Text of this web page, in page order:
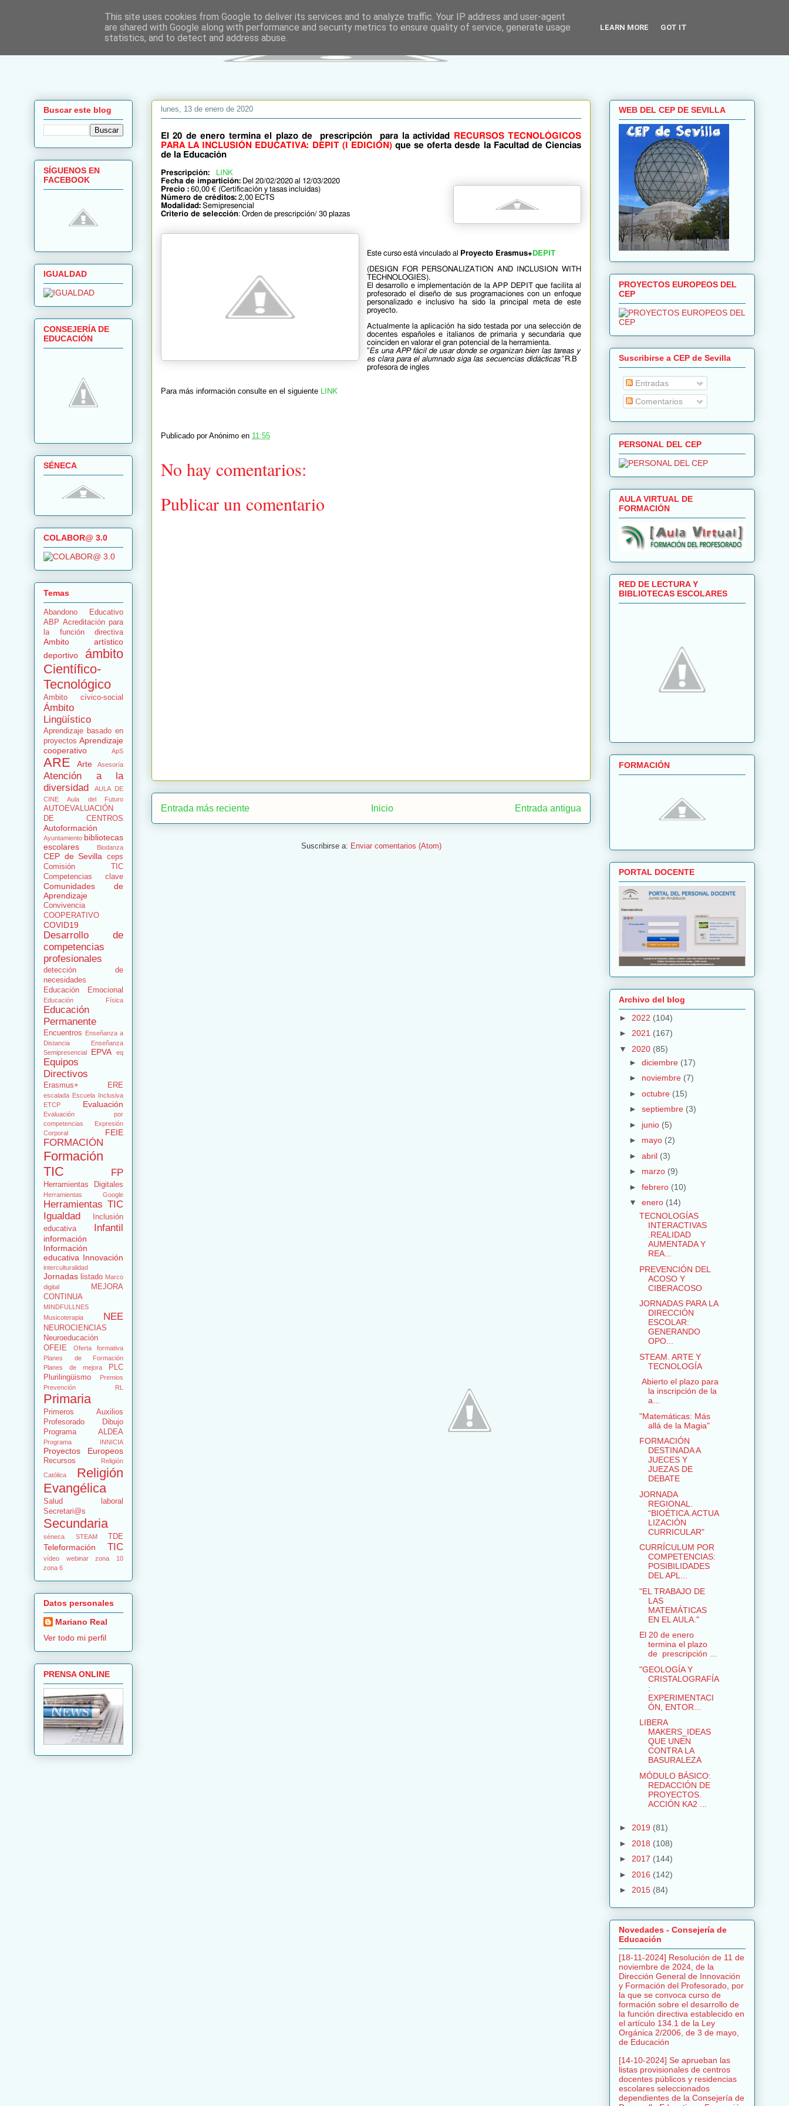
lunes, 13 de enero de 2020
El 20 de enero termina el plazo de prescripción para la actividad
RECURSOS TECNOLÓGICOS
PARA LA INCLUSIÓN EDUCATIVA: DEPIT (I EDICIÓN) que se oferta desde la Facultad de Ciencias
de la Educación
Prescripción:
LINK
Fecha de impartición: Del 20/02/2020 al 12/03/2020
Precio : 60,00 € (Certificación y tasas incluidas)
Número de créditos: 2,00 ECTS
Modalidad: Semipresencial
Criterio de selección: Orden de prescripción/ 30 plazas
Este curso está vinculado al Proyecto Erasmus+ DEPIT
(DESIGN FOR PERSONALIZATION AND INCLUSION WITH
TECHNOLOGIES).
El desarrollo e implementación de la APP DEPIT que facilita al
profesorado el diseño de sus programaciones con un enfoque
personalizado e inclusivo ha sido la principal meta de este
proyecto.
Actualmente la aplicación ha sido testada por una selección de
docentes españoles e italianos de primaria y secundaria que
coinciden en valorar el gran potencial de la herramienta.
“Es una APP fácil de usar donde se organizan bien las tareas y
es clara para el alumnado siga las secuencias didácticas”R.B
profesora de ingles
Para más información consulte en el siguiente LINK
Publicado porAnónimo en 11:55
No hay comentarios:
Publicar un comentario
Entrada más reciente Entrada antigua
Inicio
Suscribirse a: Enviar comentarios (Atom)
Buscar este blog
SÍGUENOS EN
FACEBOOK
IGUALDAD
CONSEJERÍA DE
EDUCACIÓN
SÉNECA
COLABOR@ 3.0
Temas
Abandono Educativo
ABP Acreditación para
la función directiva
Ambito artístico
deportivo
ámbito
Científico-
Tecnológico
Ambito cívico-social
Ámbito
Lingüístico
Aprendizaje basado en
proyectos Aprendizaje
cooperativo
ApS
ARE Arte Asesoría
Atención a la
diversidad
AULA DE
CINE
Aula del Futuro
AUTOEVALUACIÓN
DE CENTROS
Autoformación
Ayuntamiento bibliotecas
escolares
Biodanza
CEP de Sevilla
ceps
Comisión TIC
Competencias clave
Comunidades de
Aprendizaje
Convivencia
COOPERATIVO
COVID19
Desarrollo de
competencias
profesionales
detección de
necesidades
Educación Emocional
Educación Física
Educación
Permanente
Encuentros Enseñanza a
Distancia
Enseñanza
Semipresencial
EPVA eq
Equipos
Directivos
Erasmus+ ERE
escalada Escuela Inclusiva
ETCP
Evaluación
Evaluación por
competencias
Expresión
Corporal
FEIE
FORMACIÓN
Formación
TIC
FP
Herramientas Digitales
Herramientas Google
Herramientas TIC
Igualdad
Inclusión
educativa
Infantil
información
Información
educativa Innovación
interculturalidad
Jornadas listado Marco
digital
MEJORA
CONTINUA
MINDFULLNES
Musicoterapia
NEE
NEUROCIENCIAS
Neuroeducación
OFEIE
Oferta formativa
Planes de Formación
Planes de mejora
PLC
Plurilingüismo
Premios
Prevención RL
Primaria
Primeros Auxilios
Profesorado Dibujo
Programa ALDEA
Programa INNICIA
Proyectos Europeos
Recursos
Religión
Católica
Religión
Evangélica
Salud laboral
Secretari@s
Secundaria
séneca STEAM TDE
Teleformación TIC
vídeo webinar
zona 10
zona 6
Datos personales
Mariano Real
Ver todo mi perfil
PRENSA ONLINE
WEB DEL CEP DE SEVILLA
PROYECTOS EUROPEOS DEL
CEP
Suscribirse a CEP de Sevilla
Entradas
Comentarios
PERSONAL DEL CEP
AULA VIRTUAL DE
FORMACIÓN
RED DE LECTURA Y
BIBLIOTECAS ESCOLARES
FORMACIÓN
PORTAL DOCENTE
Archivo del blog
► 2022 (104)
► 2021 (167)
▼ 2020 (85)
► diciembre (17)
► noviembre (7)
► octubre (15)
► septiembre (3)
► junio (5)
► mayo (2)
► abril (3)
► marzo (9)
► febrero (10)
▼ enero (14)
TECNOLOGÍAS
INTERACTIVAS
.REALIDAD
AUMENTADA Y
REA...
PREVENCIÓN DEL
ACOSO Y
CIBERACOSO
JORNADAS PARA LA
DIRECCIÓN
ESCOLAR:
GENERANDO
OPO...
STEAM. ARTE Y
TECNOLOGÍA
Abierto el plazo para
la inscripción de la
a...
"Matemáticas: Más
allá de la Magia"
FORMACIÓN
DESTINADA A
JUECES Y
JUEZAS DE
DEBATE
JORNADA
REGIONAL.
“BIOÉTICA.ACTUA
LIZACIÓN
CURRICULAR"
CURRÍCULUM POR
COMPETENCIAS:
POSIBILIDADES
DEL APL...
"EL TRABAJO DE
LAS
MATEMÁTICAS
EN EL AULA."
El 20 de enero
termina el plazo
de prescripción ...
"GEOLOGÍA Y
CRISTALOGRAFÍA
:
EXPERIMENTACI
ÓN, ENTOR...
LIBERA
MAKERS_IDEAS
QUE UNEN
CONTRA LA
BASURALEZA
MÓDULO BÁSICO:
REDACCIÓN DE
PROYECTOS.
ACCIÓN KA2 ...
► 2019 (81)
► 2018 (108)
► 2017 (144)
► 2016 (142)
► 2015 (84)
Novedades - Consejería de
Educación
[18-11-2024] Resolución de 11 de
noviembre de 2024, de la
Dirección General de Innovación
y Formación del Profesorado, por
la que se convoca curso de
formación sobre el desarrollo de
la función directiva establecido en
el artículo 134.1 de la Ley
Orgánica 2/2006, de 3 de mayo,
de Educación
[14-10-2024] Se aprueban las
listas provisionales de centros
docentes públicos y residencias
escolares seleccionados
dependientes de la Consejería de
This site uses cookies from Google to deliver its services and to analyze traffic. Your IP address and user-agent
are shared with Google along with performance and security metrics to ensure quality of service, generate usage
statistics, and to detect and address abuse.
LEARN MORE GOT IT